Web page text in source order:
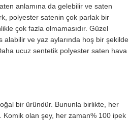
anlamına da gelebilir ve saten
polyester satenin çok parlak bir
çok fazla olmamasıdır. Güzel
ve yaz aylarında hoş bir şekilde
ucuz sentetik polyester saten hava
bir üründür. Bununla birlikte, her
olan şey, her zaman% 100 ipek